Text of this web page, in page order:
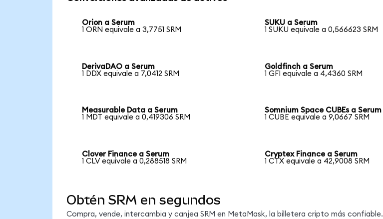
Orion a Serum
1 ORN equivale a 3,7751 SRM
SUKU a Serum
1 SUKU equivale a 0,566623 SRM
DerivaDAO a Serum
1 DDX equivale a 7,0412 SRM
Goldfinch a Serum
1 GFI equivale a 4,4360 SRM
Measurable Data a Serum
1 MDT equivale a 0,419306 SRM
Somnium Space CUBEs a Serum
1 CUBE equivale a 9,0667 SRM
Clover Finance a Serum
1 CLV equivale a 0,288518 SRM
Cryptex Finance a Serum
1 CTX equivale a 42,9008 SRM
Obtén SRM en segundos
Compra, vende, intercambia y canjea SRM en MetaMask, la billetera cripto más confiable.